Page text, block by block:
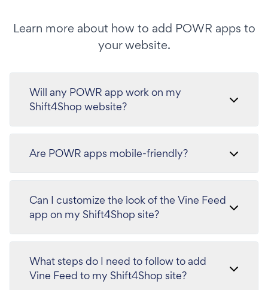
Learn more about how to add POWR apps to
your website.
Will any POWR app work on my
Shift4Shop website?
Are POWR apps mobile-friendly?
Can I customize the look of the Vine Feed
app on my Shift4Shop site?
What steps do I need to follow to add
Vine Feed to my Shift4Shop site?